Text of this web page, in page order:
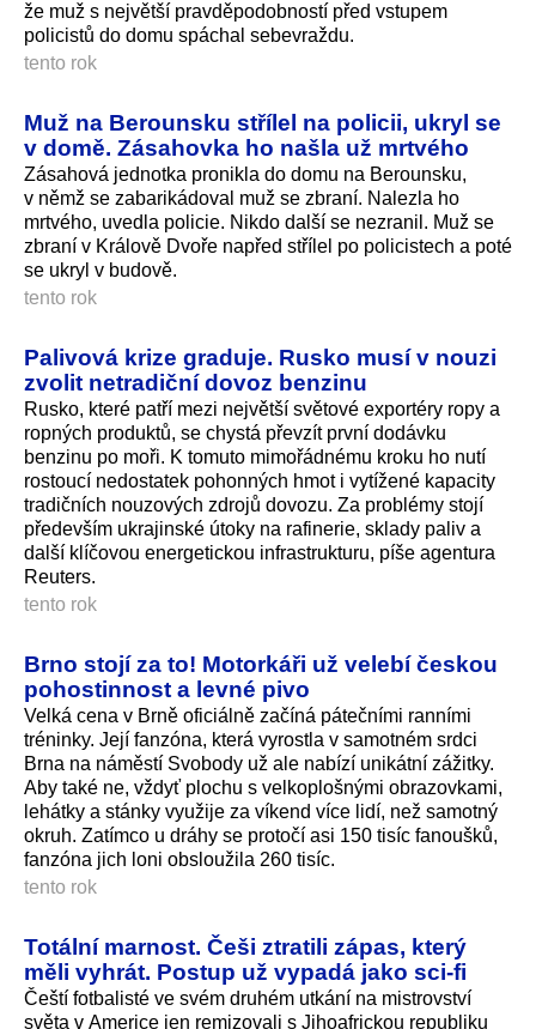
že muž s největší pravděpodobností před vstupem
policistů do domu spáchal sebevraždu.
tento rok
Muž na Berounsku střílel na policii, ukryl se
v domě. Zásahovka ho našla už mrtvého
Zásahová jednotka pronikla do domu na Berounsku,
v němž se zabarikádoval muž se zbraní. Nalezla ho
mrtvého, uvedla policie. Nikdo další se nezranil. Muž se
zbraní v Králově Dvoře napřed střílel po policistech a poté
se ukryl v budově.
tento rok
Palivová krize graduje. Rusko musí v nouzi
zvolit netradiční dovoz benzinu
Rusko, které patří mezi největší světové exportéry ropy a
ropných produktů, se chystá převzít první dodávku
benzinu po moři. K tomuto mimořádnému kroku ho nutí
rostoucí nedostatek pohonných hmot i vytížené kapacity
tradičních nouzových zdrojů dovozu. Za problémy stojí
především ukrajinské útoky na rafinerie, sklady paliv a
další klíčovou energetickou infrastrukturu, píše agentura
Reuters.
tento rok
Brno stojí za to! Motorkáři už velebí českou
pohostinnost a levné pivo
Velká cena v Brně oficiálně začíná pátečními ranními
tréninky. Její fanzóna, která vyrostla v samotném srdci
Brna na náměstí Svobody už ale nabízí unikátní zážitky.
Aby také ne, vždyť plochu s velkoplošnými obrazovkami,
lehátky a stánky využije za víkend více lidí, než samotný
okruh. Zatímco u dráhy se protočí asi 150 tisíc fanoušků,
fanzóna jich loni obsloužila 260 tisíc.
tento rok
Totální marnost. Češi ztratili zápas, který
měli vyhrát. Postup už vypadá jako sci-fi
Čeští fotbalisté ve svém druhém utkání na mistrovství
světa v Americe jen remizovali s Jihoafrickou republiku